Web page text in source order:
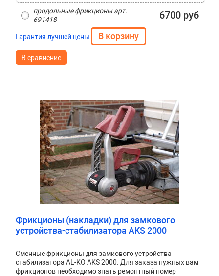
продольные фрикционы арт.
691418
6700 руб
Гарантия лучшей цены
В сравнение
Фрикционы (накладки) для замкового
устройства-стабилизатора AKS 2000
Сменные фрикционы для замкового устройства-
стабилизатора AL-KO AKS 2000. Для заказа нужных вам
фрикционов необходимо знать ремонтный номер